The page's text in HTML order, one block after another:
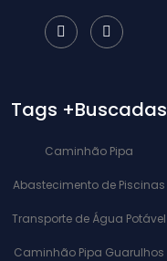
Tags +Buscadas
Caminhão Pipa
Abastecimento de Piscinas
Transporte de Água Potável
Caminhão Pipa Guarulhos